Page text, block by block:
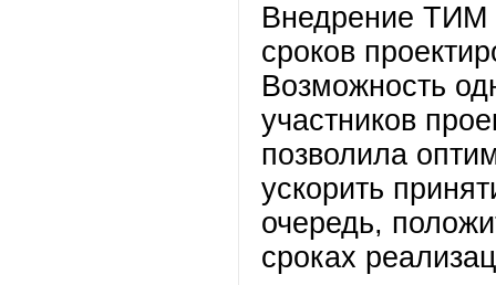
Внедрение ТИМ
сроков
Возможность
участников
позволила
ускорить
очередь,
сроках